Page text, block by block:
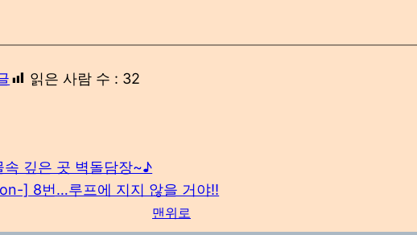
읽은 사람 수 : 32
깊은 곳 벽돌담장~♪
] 8번…루프에 지지 않을 거야!!
맨위로